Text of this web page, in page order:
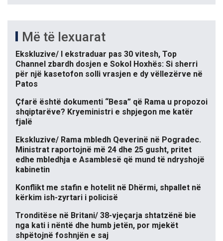
Më të lexuarat
Ekskluzive/ I ekstraduar pas 30 vitesh, Top
Channel zbardh dosjen e Sokol Hoxhës: Si sherri
për një kasetofon solli vrasjen e dy vëllezërve në
Patos
Çfarë është dokumenti “Besa” që Rama u propozoi
shqiptarëve? Kryeministri e shpjegon me katër
fjalë
Ekskluzive/ Rama mbledh Qeverinë në Pogradec.
Ministrat raportojnë më 24 dhe 25 gusht, pritet
edhe mbledhja e Asamblesë që mund të ndryshojë
kabinetin
Konflikt me stafin e hotelit në Dhërmi, shpallet në
kërkim ish-zyrtari i policisë
Tronditëse në Britani/ 38-vjeçarja shtatzënë bie
nga kati i nëntë dhe humb jetën, por mjekët
shpëtojnë foshnjën e saj